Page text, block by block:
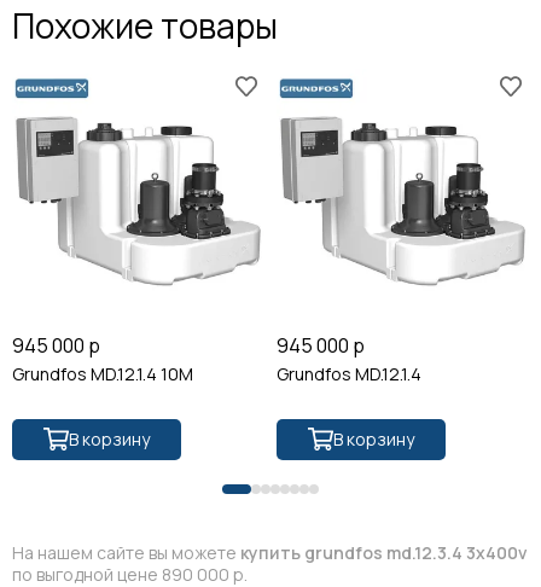
Похожие товары
945 000 р
Grundfos MD.12.1.4 10M
В корзину
945 000 р
Grundfos MD.12.1.4
В корзину
На нашем сайте вы можете купить grundfos md.12.3.4 3x400v
по выгодной цене 890 000 р.